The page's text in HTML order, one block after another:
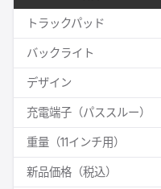
トラックパッド
バックライト
デザイン
充電端子（パススルー）
重量（11インチ用）
新品価格（税込）